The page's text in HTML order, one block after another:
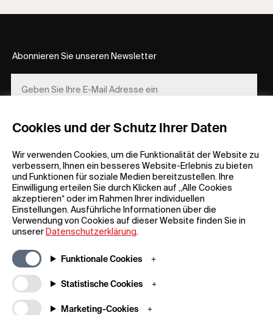
Cookies und der Schutz Ihrer Daten
Wir verwenden Cookies, um die Funktionalität der Website zu
verbessern, Ihnen ein besseres Website-Erlebnis zu bieten
und Funktionen für soziale Medien bereitzustellen. Ihre
Einwilligung erteilen Sie durch Klicken auf „Alle Cookies
akzeptieren“ oder im Rahmen Ihrer individuellen
Einstellungen. Ausführliche Informationen über die
Verwendung von Cookies auf dieser Website finden Sie in
unserer Datenschutzerklärung.
Funktionale Cookies
Statistische Cookies
Marketing-Cookies
Allgemeine Informationen
Material zum Herunterladen
Geschäftsbedingungen
Teilnahmebedingungen für
Gewinnspiele
Unternehmen
Abonnieren Sie unseren Newsletter
REGISTRIEREN